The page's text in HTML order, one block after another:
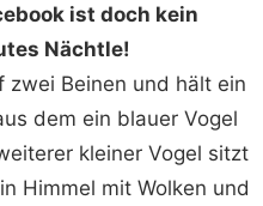
ist doch kein
Nächtle!
zwei Beinen und hält ein
dem ein blauer Vogel
kleiner Vogel sitzt
Himmel mit Wolken und